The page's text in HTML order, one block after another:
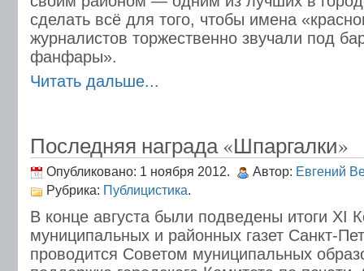
сделать всё для того, чтобы имена
журналистов торжественно звучали под
фанфары».
Читать дальше...
Последняя награда «Шпаргалки»
Опубликовано: 1 ноября 2012. Автор: Евгений
Рубрика: Публицистика.
В конце августа были подведены итоги XI
муниципальных и районных газет Санкт-
проводится Советом муниципальных